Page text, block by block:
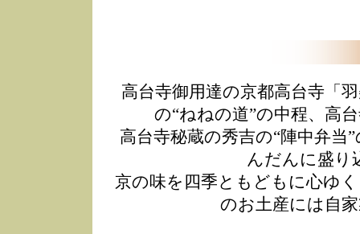
高台寺御用達の京都高台寺「
の“ねねの道”の中程、高
高台寺秘蔵の秀吉の“陣中弁
んだんに盛り
京の味を四季ともどもに心ゆ
のお土産には自